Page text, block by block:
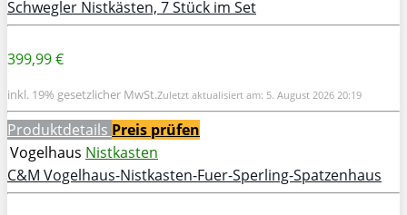
Schwegler Nistkästen, 7 Stück im Set
399,99 €
inkl. 19% gesetzlicher MwSt.Zuletzt aktualisiert am: 5. August 2026 20:19
Produktdetails Preis prüfen
Vogelhaus Nistkasten
C&M Vogelhaus-Nistkasten-Fuer-Sperling-Spatzenhaus